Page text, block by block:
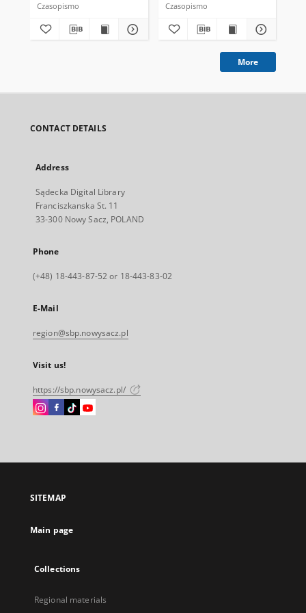
Czasopismo Czasopismo
More
CONTACT DETAILS
Address
Sądecka Digital Library
Franciszkanska St. 11
33-300 Nowy Sacz, POLAND
Phone
(+48) 18-443-87-52 or 18-443-83-02
E-Mail
region@sbp.nowysacz.pl
Visit us!
https://sbp.nowysacz.pl/
Instagram
open
new
Facebook
open
new
Instagram
open
new
Instagram
open
SITEMAP
Main page
Collections
Regional materials